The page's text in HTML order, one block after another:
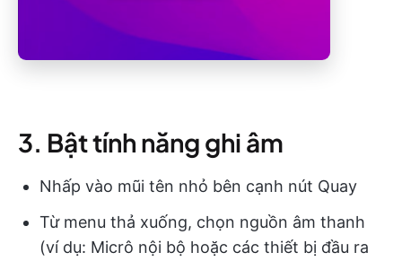
3. Bật tính năng ghi âm
Nhấp vào mũi tên nhỏ bên cạnh nút Quay
Từ menu thả xuống, chọn nguồn âm thanh
(ví dụ: Micrô nội bộ hoặc các thiết bị đầu ra